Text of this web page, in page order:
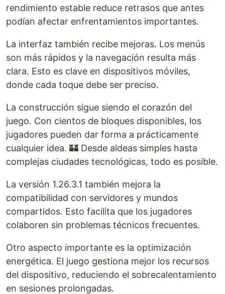
rendimiento estable reduce retrasos que antes
podían afectar enfrentamientos importantes.
La interfaz también recibe mejoras. Los menús
son más rápidos y la navegación resulta más
clara. Esto es clave en dispositivos móviles,
donde cada toque debe ser preciso.
La construcción sigue siendo el corazón del
juego. Con cientos de bloques disponibles, los
jugadores pueden dar forma a prácticamente
cualquier idea. 🏰 Desde aldeas simples hasta
complejas ciudades tecnológicas, todo es posible.
La versión 1.26.3.1 también mejora la
compatibilidad con servidores y mundos
compartidos. Esto facilita que los jugadores
colaboren sin problemas técnicos frecuentes.
Otro aspecto importante es la optimización
energética. El juego gestiona mejor los recursos
del dispositivo, reduciendo el sobrecalentamiento
en sesiones prolongadas.